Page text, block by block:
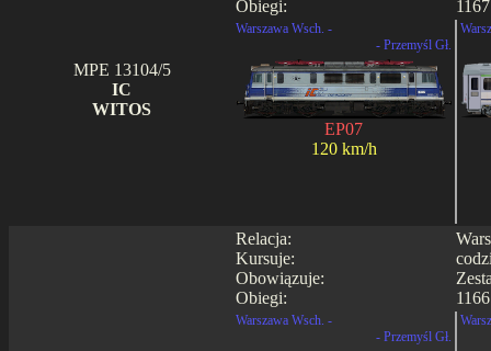
Obiegi:
MPE 13104/5
IC
WITOS
Warszawa Wsch. -
- Przemyśl Gł.
EP07
120 km/h
Relacja:
Kursuje:
Obowiązuje:
Obiegi:
Warszawa Wsch. -
- Przemyśl Gł.